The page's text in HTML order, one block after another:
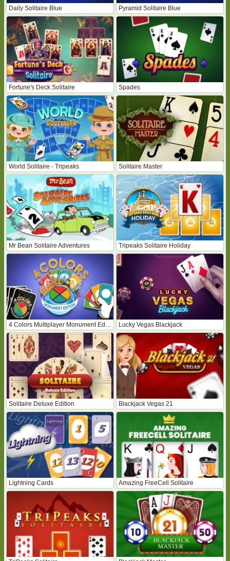
Daily Solitaire Blue Pyramid Solitaire Blue
Fortune's Deck Solitaire Spades
World Solitaire - Tripeaks Solitaire Master
Mr Bean Solitaire Adventures Tripeaks Solitaire Holiday
4 Colors Multiplayer Monument Edition Lucky Vegas Blackjack
Solitaire Deluxe Edition Blackjack Vegas 21
Lightning Cards Amazing FreeCell Solitaire